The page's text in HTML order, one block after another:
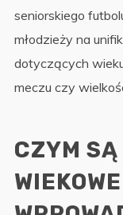
seniorskiego
młodzieży na
dotyczących
meczu czy
CZYM SĄ